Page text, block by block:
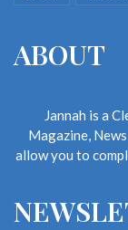
ABOUT
Jannah is a
Magazine,
allow you to